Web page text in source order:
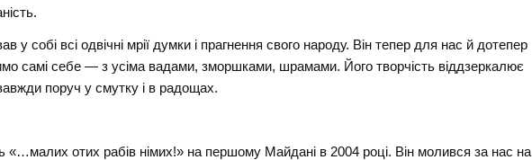
у собі всі одвічні мрії думки і прагнення свого народу. Він тепер для нас й дотепер
самі себе — з усіма вадами, зморшками, шрамами. Його творчість віддзеркалює
поруч у смутку і в радощах.
«…малих отих рабів німих!» на першому Майдані в 2004 році. Він молився за нас на